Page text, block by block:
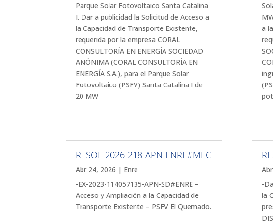
Parque Solar Fotovoltaico Santa Catalina
I. Dar a publicidad la Solicitud de Acceso a
la Capacidad de Transporte Existente,
requerida por la empresa CORAL
CONSULTORÍA EN ENERGÍA SOCIEDAD
ANÓNIMA (CORAL CONSULTORÍA EN
ENERGÍA S.A.), para el Parque Solar
Fotovoltaico (PSFV) Santa Catalina I de
20 MW
RESOL-2026-218-APN-ENRE#MEC
Abr 24, 2026 | Enre
-EX-2023-114057135-APN-SD#ENRE –
Acceso y Ampliación a la Capacidad de
Transporte Existente – PSFV El Quemado.
a
-
la